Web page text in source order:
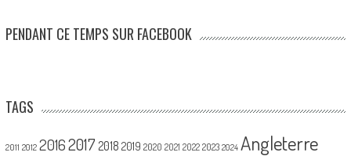
PENDANT CE TEMPS SUR FACEBOOK
TAGS
2011 2012 20162017 2018 2019 2020 2021 2022 2023 2024 Angleterre